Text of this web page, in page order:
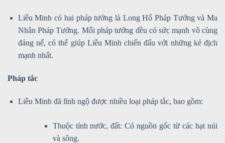
Liễu Minh có hai pháp tướng là Long Hổ Pháp Tướng và Ma
Nhân Pháp Tướng. Mỗi pháp tướng đều có sức mạnh vô cùng
đáng nể, có thể giúp Liễu Minh chiến đấu với những kẻ địch
mạnh nhất.
Pháp tắc
Liễu Minh đã lĩnh ngộ được nhiều loại pháp tắc, bao gồm:
Thuộc tính nước, đất: Có nguồn gốc từ các hạt núi
và sông.